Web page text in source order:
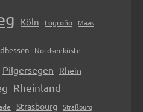
Köln Logroño Maas
Nordseeküste
Pilgersegen Rhein
Rheinland
Strasbourg
Straßburg